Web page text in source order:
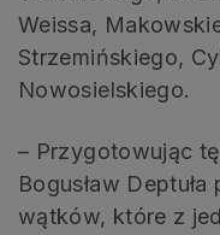
Weissa,
Strzemińskiego,
Nowosielskiego.
– Przygotowując
Bogusław
wątków, które z